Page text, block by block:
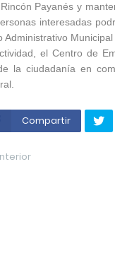
Payanés y
interesadas
Administrativo
el Centro de
la ciudadanía en
Compartir